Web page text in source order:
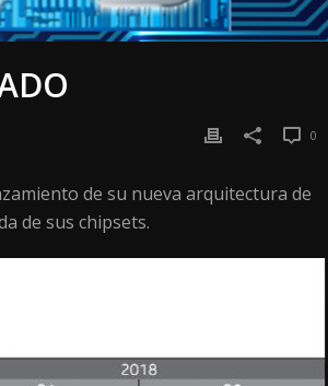
0
de su nueva arquitectura de
de sus chipsets.